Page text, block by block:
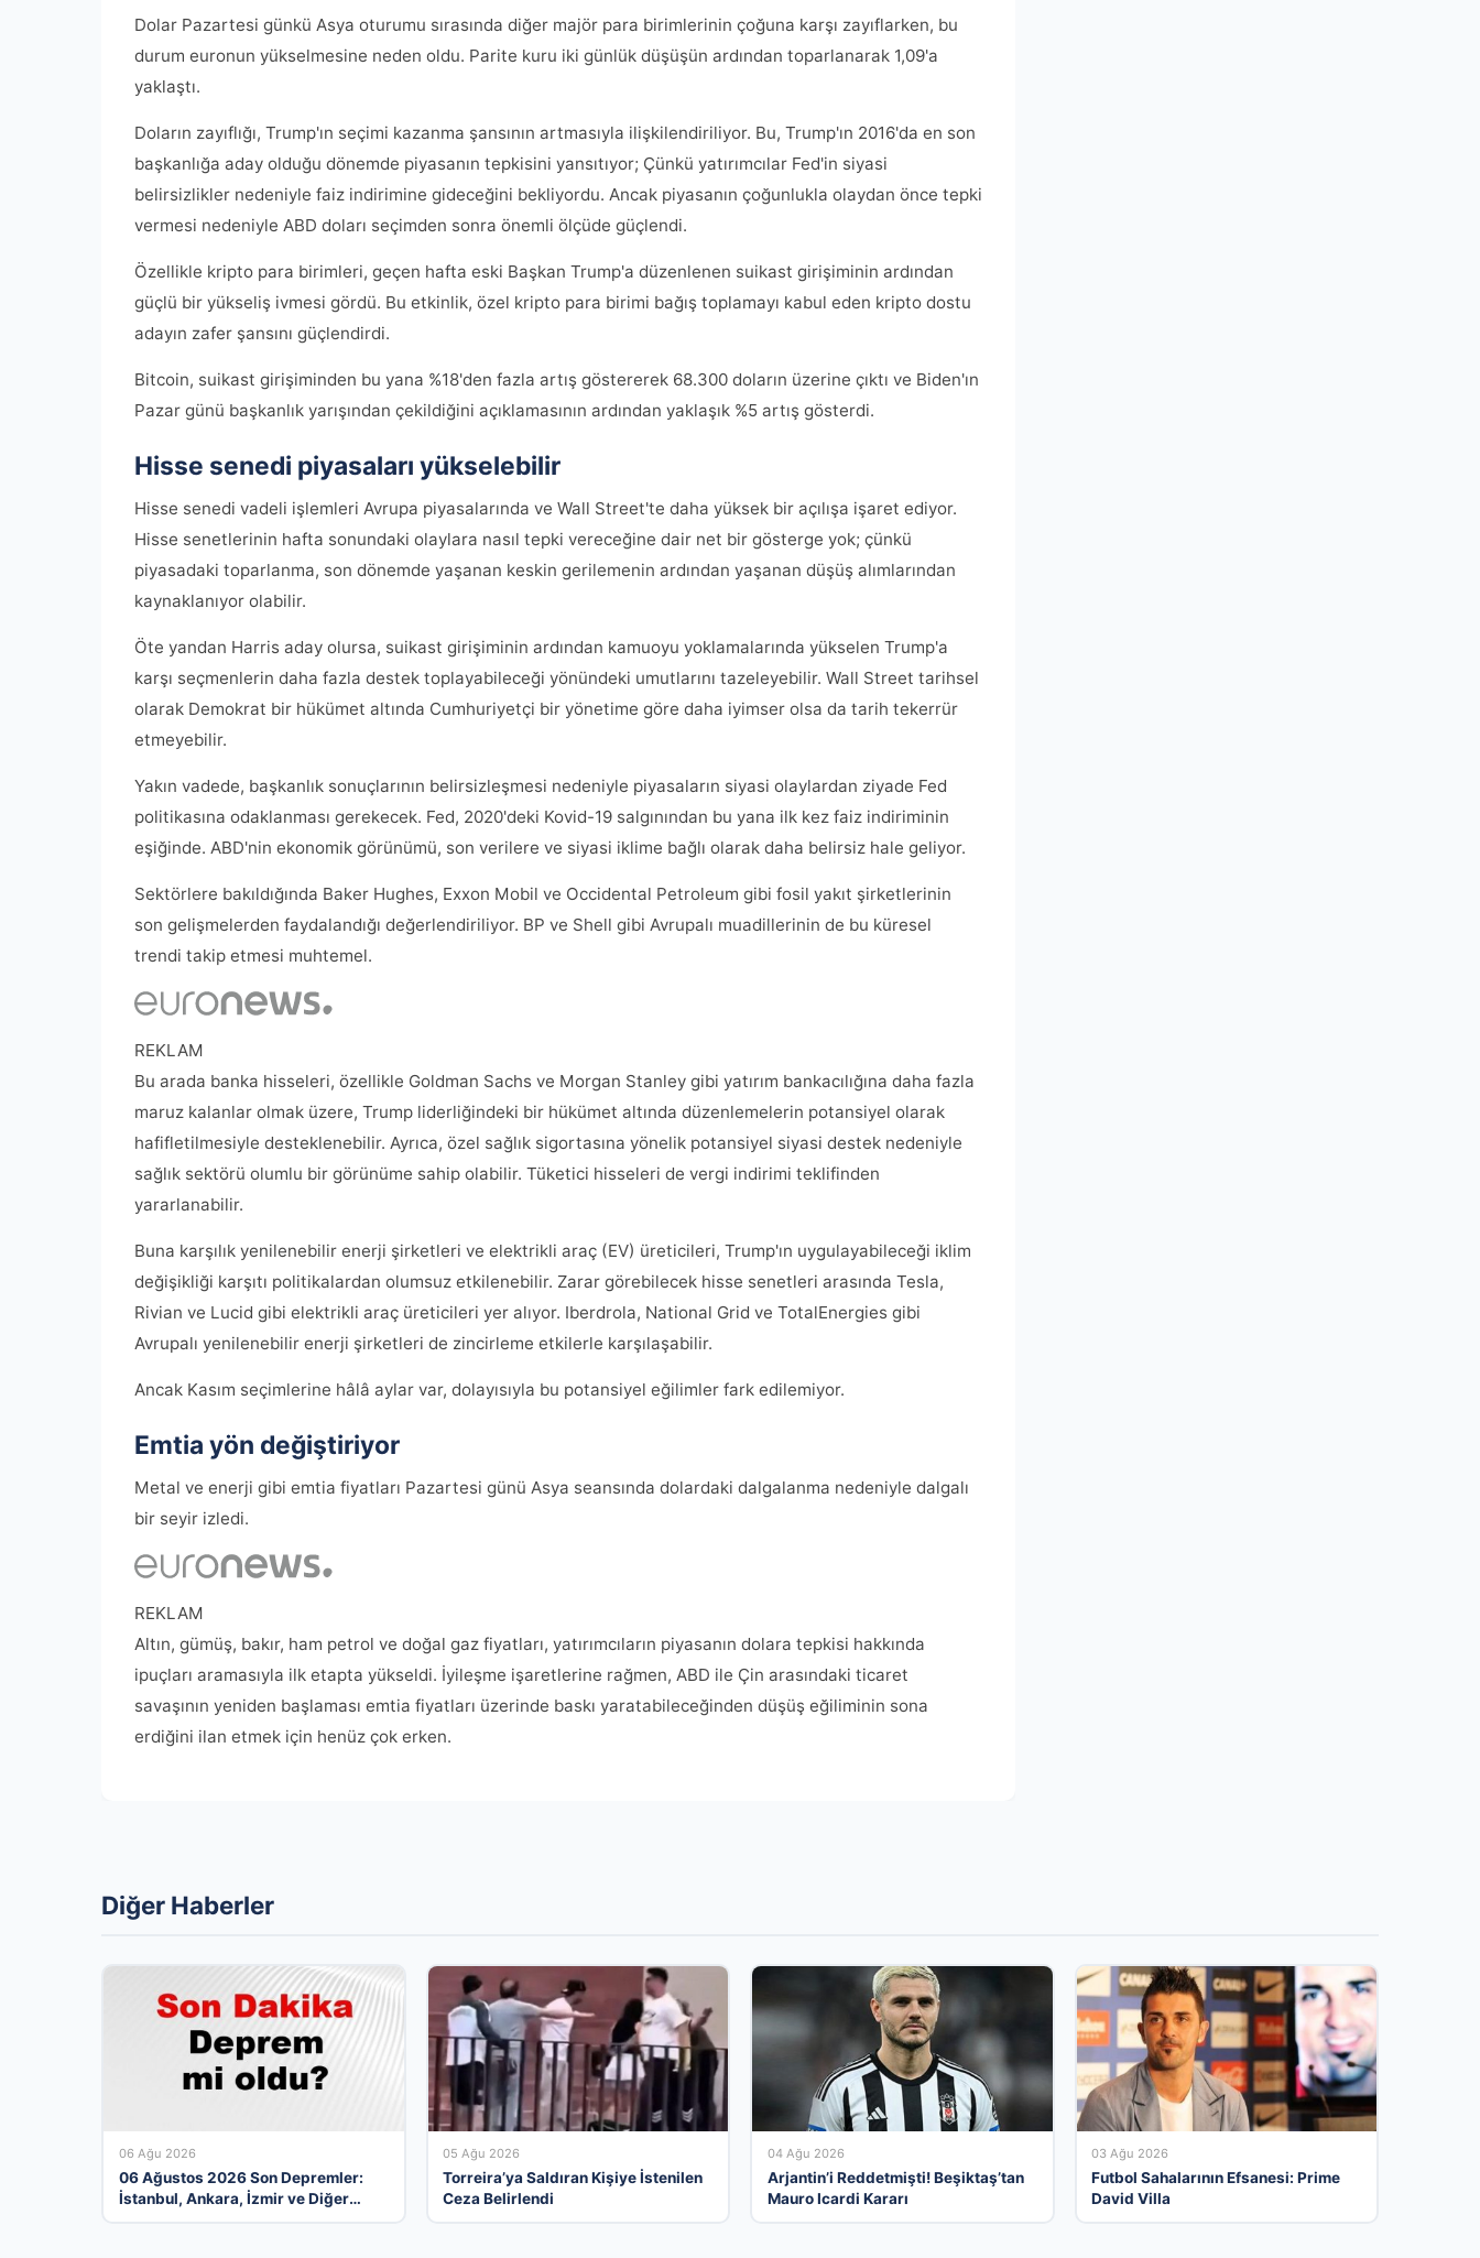
Dolar Pazartesi günkü Asya oturumu sırasında diğer majör para birimlerinin çoğuna karşı zayıflarken, bu
durum euronun yükselmesine neden oldu. Parite kuru iki günlük düşüşün ardından toparlanarak 1,09'a
yaklaştı.
Doların zayıflığı, Trump'ın seçimi kazanma şansının artmasıyla ilişkilendiriliyor. Bu, Trump'ın 2016'da en son
başkanlığa aday olduğu dönemde piyasanın tepkisini yansıtıyor; Çünkü yatırımcılar Fed'in siyasi
belirsizlikler nedeniyle faiz indirimine gideceğini bekliyordu. Ancak piyasanın çoğunlukla olaydan önce tepki
vermesi nedeniyle ABD doları seçimden sonra önemli ölçüde güçlendi.
Özellikle kripto para birimleri, geçen hafta eski Başkan Trump'a düzenlenen suikast girişiminin ardından
güçlü bir yükseliş ivmesi gördü. Bu etkinlik, özel kripto para birimi bağış toplamayı kabul eden kripto dostu
adayın zafer şansını güçlendirdi.
Bitcoin, suikast girişiminden bu yana %18'den fazla artış göstererek 68.300 doların üzerine çıktı ve Biden'ın
Pazar günü başkanlık yarışından çekildiğini açıklamasının ardından yaklaşık %5 artış gösterdi.
Hisse senedi piyasaları yükselebilir
Hisse senedi vadeli işlemleri Avrupa piyasalarında ve Wall Street'te daha yüksek bir açılışa işaret ediyor.
Hisse senetlerinin hafta sonundaki olaylara nasıl tepki vereceğine dair net bir gösterge yok; çünkü
piyasadaki toparlanma, son dönemde yaşanan keskin gerilemenin ardından yaşanan düşüş alımlarından
kaynaklanıyor olabilir.
Öte yandan Harris aday olursa, suikast girişiminin ardından kamuoyu yoklamalarında yükselen Trump'a
karşı seçmenlerin daha fazla destek toplayabileceği yönündeki umutlarını tazeleyebilir. Wall Street tarihsel
olarak Demokrat bir hükümet altında Cumhuriyetçi bir yönetime göre daha iyimser olsa da tarih tekerrür
etmeyebilir.
Yakın vadede, başkanlık sonuçlarının belirsizleşmesi nedeniyle piyasaların siyasi olaylardan ziyade Fed
politikasına odaklanması gerekecek. Fed, 2020'deki Kovid-19 salgınından bu yana ilk kez faiz indiriminin
eşiğinde. ABD'nin ekonomik görünümü, son verilere ve siyasi iklime bağlı olarak daha belirsiz hale geliyor.
Sektörlere bakıldığında Baker Hughes, Exxon Mobil ve Occidental Petroleum gibi fosil yakıt şirketlerinin
son gelişmelerden faydalandığı değerlendiriliyor. BP ve Shell gibi Avrupalı ​​muadillerinin de bu küresel
trendi takip etmesi muhtemel.
REKLAM
Bu arada banka hisseleri, özellikle Goldman Sachs ve Morgan Stanley gibi yatırım bankacılığına daha fazla
maruz kalanlar olmak üzere, Trump liderliğindeki bir hükümet altında düzenlemelerin potansiyel olarak
hafifletilmesiyle desteklenebilir. Ayrıca, özel sağlık sigortasına yönelik potansiyel siyasi destek nedeniyle
sağlık sektörü olumlu bir görünüme sahip olabilir. Tüketici hisseleri de vergi indirimi teklifinden
yararlanabilir.
Buna karşılık yenilenebilir enerji şirketleri ve elektrikli araç (EV) üreticileri, Trump'ın uygulayabileceği iklim
değişikliği karşıtı politikalardan olumsuz etkilenebilir. Zarar görebilecek hisse senetleri arasında Tesla,
Rivian ve Lucid gibi elektrikli araç üreticileri yer alıyor. Iberdrola, National Grid ve TotalEnergies gibi
Avrupalı ​​yenilenebilir enerji şirketleri de zincirleme etkilerle karşılaşabilir.
Ancak Kasım seçimlerine hâlâ aylar var, dolayısıyla bu potansiyel eğilimler fark edilemiyor.
Emtia yön değiştiriyor
Metal ve enerji gibi emtia fiyatları Pazartesi günü Asya seansında dolardaki dalgalanma nedeniyle dalgalı
bir seyir izledi.
REKLAM
Altın, gümüş, bakır, ham petrol ve doğal gaz fiyatları, yatırımcıların piyasanın dolara tepkisi hakkında
ipuçları aramasıyla ilk etapta yükseldi. İyileşme işaretlerine rağmen, ABD ile Çin arasındaki ticaret
savaşının yeniden başlaması emtia fiyatları üzerinde baskı yaratabileceğinden düşüş eğiliminin sona
erdiğini ilan etmek için henüz çok erken.
Diğer Haberler
06 Ağu 2026
06 Ağustos 2026 Son Depremler:
İstanbul, Ankara, İzmir ve Diğer
05 Ağu 2026
Torreira’ya Saldıran Kişiye İstenilen
Ceza Belirlendi
04 Ağu 2026
Arjantin’i Reddetmişti! Beşiktaş’tan
Mauro Icardi Kararı
03 Ağu 2026
Futbol Sahalarının Efsanesi: Prime
David Villa